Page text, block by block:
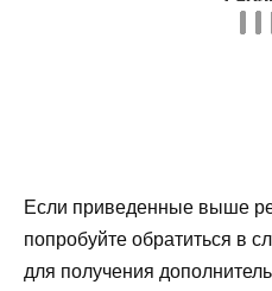
Если приведенные выше
попробуйте обратиться в
для получения